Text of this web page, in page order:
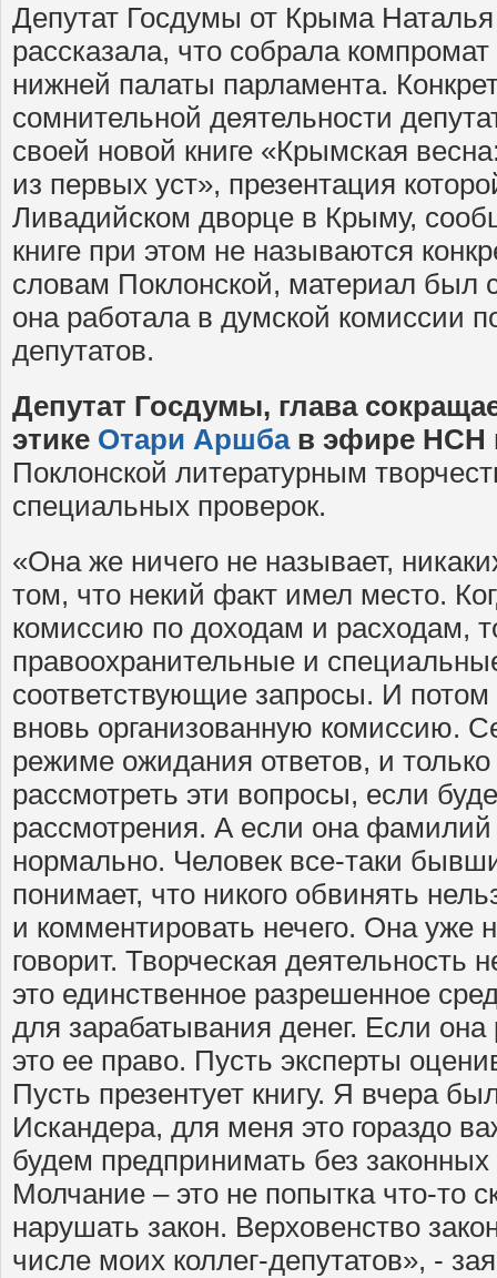
Депутат Госдумы от Крыма
рассказала, что собрала компромат
нижней палаты парламента.
сомнительной деятельности
своей новой книге «Крымская
из первых уст», презентация
Ливадийском дворце в Крыму,
книге при этом не называются
словам Поклонской, материал был
она работала в думской комиссии
депутатов.
Депутат Госдумы, глава
этике Отари Аршбав эфире НСН
Поклонской литературным
специальных проверок.
«Она же ничего не называет,
том, что некий факт имел место.
комиссию по доходам и расходам,
правоохранительные и
соответствующие запросы. И
вновь организованную комиссию.
режиме ожидания ответов, и
рассмотреть эти вопросы, если
рассмотрения. А если она фамилий
нормально. Человек все-таки
понимает, что никого обвинять
и комментировать нечего. Она уже
говорит. Творческая деятельность
это единственное разрешенное
для зарабатывания денег. Если она
это ее право. Пусть эксперты
Пусть презентует книгу. Я вчера
Искандера, для меня это гораздо
будем предпринимать без
Молчание – это не попытка что-то
нарушать закон. Верховенство
числе моих коллег-депутатов», -